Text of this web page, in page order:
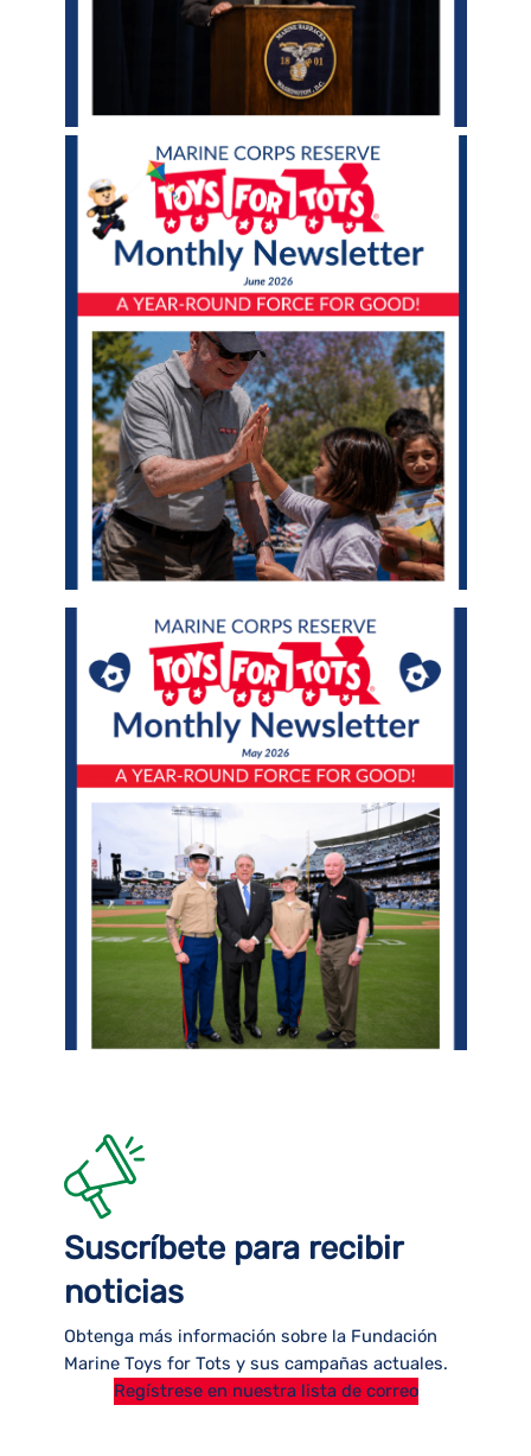
Suscríbete para recibir
noticias
Obtenga más información sobre la Fundación
Marine Toys for Tots y sus campañas actuales.
Regístrese en nuestra lista de correo